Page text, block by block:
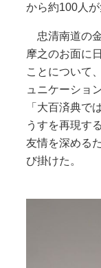
から約100人が
忠清南道の
摩之のお面に
ことについて
ュニケーショ
「大百済典で
うすを再現す
友情を深める
び掛けた。